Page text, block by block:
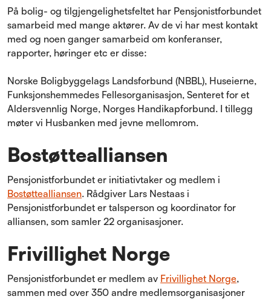
På bolig- og tilgjengelighetsfeltet har Pensjonistforbundet
samarbeid med mange aktører. Av de vi har mest kontakt
med og noen ganger samarbeid om konferanser,
rapporter, høringer etc er disse:
Norske Boligbyggelags Landsforbund (NBBL), Huseierne,
Funksjonshemmedes Fellesorganisasjon, Senteret for et
Aldersvennlig Norge, Norges Handikapforbund. I tillegg
møter vi Husbanken med jevne mellomrom.
Bostøttealliansen
Pensjonistforbundet er initiativtaker og medlem i
Bostøttealliansen. Rådgiver Lars Nestaas i
Pensjonistforbundet er talsperson og koordinator for
alliansen, som samler 22 organisasjoner.
Frivillighet Norge
Pensjonistforbundet er medlem av Frivillighet Norge,
sammen med over 350 andre medlemsorganisasjoner